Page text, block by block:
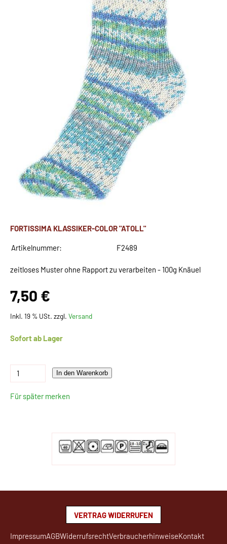
FORTISSIMA KLASSIKER-COLOR "ATOLL"
Artikelnummer: F2489
zeitloses Muster ohne Rapport zu verarbeiten - 100g Knäuel
7,50 €
Inkl. 19 % USt. zzgl. Versand
Sofort ab Lager
In den Warenkorb
Für später merken
VERTRAG WIDERRUFEN
ImpressumAGBWiderrufsrechtVerbraucherhinweiseKontakt